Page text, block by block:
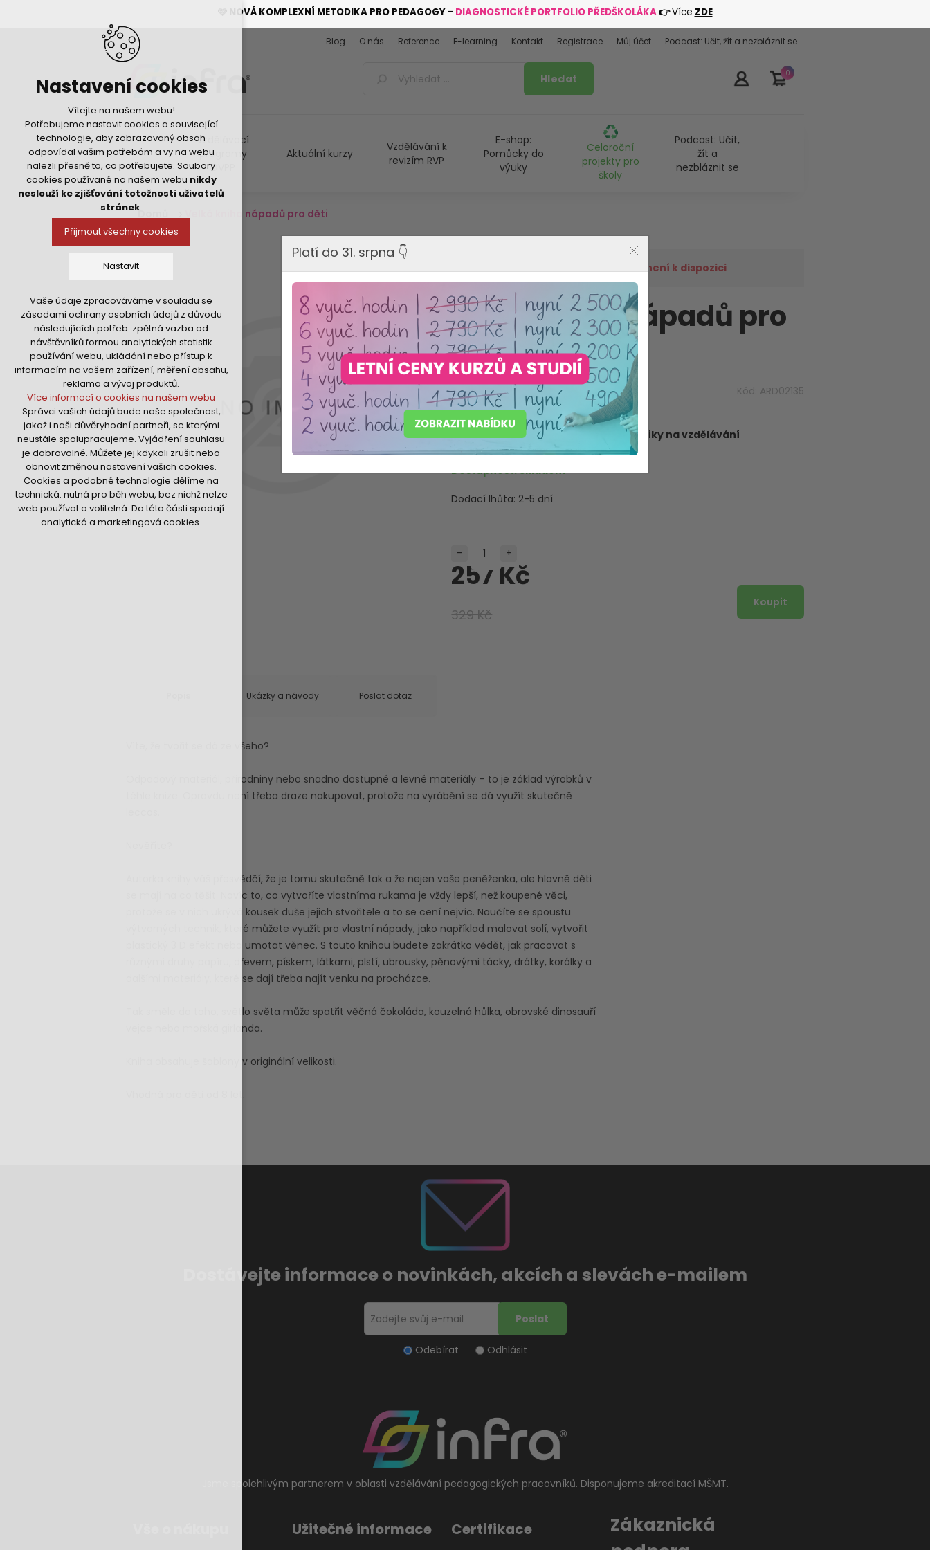
🩷 NOVÁ KOMPLEXNÍ METODIKA PRO PEDAGOGY - DIAGNOSTICKÉ PORTFOLIO PŘEDŠKOLÁKA👉Více ZDE
Nastavení cookies
Vítejte na našem webu!
Potřebujeme nastavit cookies a související
technologie, aby zobrazovaný obsah
odpovídal vašim potřebám a vy na webu
nalezli přesně to, co potřebujete. Soubory
cookies používané na našem webu nikdy
neslouží ke zjišťování totožnosti uživatelů
stránek.
Přijmout všechny cookies
Nastavit
Technická cookies
nutná pro provozování webu
udržení kontextu stránek (session):
případná přihlášení, volby jazyka, apod.
Volitelná cookies
analytická pro anonymizované
vyhodnocení návštěvnosti
marketingová cookies (Google,Hotjar,Sklik)
Více informací o cookies na našem webu
Přijmout všechny cookies
Odmítnout vše
Vaše údaje zpracováváme v souladu se
zásadami ochrany osobních údajů z důvodu
následujících potřeb: zpětná vazba od
návštěvníků formou analytických statistik
používání webu, ukládání nebo přístup k
informacím na vašem zařízení, měření obsahu,
reklama a vývoj produktů.
Více informací o cookies na našem webu
Správci vašich údajů bude naše společnost,
jakož i naši důvěryhodní partneři, se kterými
neustále spolupracujeme. Vyjádření souhlasu
je dobrovolné. Můžete jej kdykoli zrušit nebo
obnovit změnou nastavení vašich cookies.
Cookies a podobné technologie dělíme na
technická: nutná pro běh webu, bez nichž nelze
web používat a volitelná. Do této části spadají
analytická a marketingová cookies.
0
Vzdělávací
programy
DVPP
Aktuální kurzy
Vzdělávání k
revizím RVP
E-shop:
Pomůcky do
výuky
Celoroční
projekty pro
školy
Podcast: Učit,
žít a
nezbláznit se
Blog O nás Reference E-learning Kontakt Registrace Můj účet Podcast: Učit, žít a nezbláznit se
Domů Velká kniha nápadů pro děti
SLEVA 22%
VYPRODÁNO - Tento produkt již není k dispozici
Velká kniha nápadů pro
děti
Kód: ARD02135
Máme akreditaci
Ministerstva školství ČR
Produkt pečlivě vybraný s odborníky na vzdělávání
Dostupnost:Skladem
Dodací lhůta: 2-5 dní
329 Kč
257 Kč
- +
Ukázky a návody Poslat dotaz
Víte, že tvořit se dá ze všeho?
Odpadový materiál, přírodniny nebo snadno dostupné a levné materiály – to je základ výrobků v
téhle knize. Opravdu není třeba draze nakupovat, protože na vyrábění se dá využít skutečně
Autorka knihy váš přesvědčí, že je tomu skutečně tak a že nejen vaše peněženka, ale hlavně děti
se mají na co těšit. Navíc to, co vytvoříte vlastníma rukama je vždy lepší, než koupené věci,
protože se v nich ukrývá kousek duše jejich stvořitele a to se cení nejvíc. Naučíte se spoustu
výtvarných technik, které můžete využít pro vlastní nápady, jako například malovat solí, vytvořit
plastický 3 D efekt nebo umotat věnec. S touto knihou budete zakrátko vědět, jak pracovat s
různými druhy papíru, dřevem, pískem, látkami, plstí, ubrousky, pěnovými tácky, drátky, korálky a
dalšími materiály, které se dají třeba najít venku na procházce.
Tak směle do toho, světlo světa může spatřit věčná čokoláda, kouzelná hůlka, obrovské dinosauří
vejce nebo mořská girlanda.
Kniha obsahuje šablony v originální velikosti.
Vhodná pro děti od 8 let.
Dostávejte informace o novinkách, akcích a slevách e-mailem
Odebírat Odhlásit
Jsme spolehlivým partnerem v oblasti vzdělávání pedagogických pracovníků. Disponujeme akreditací MŠMT.
Užitečné informace Certifikace
Zákaznická
Platí do 31. srpna 👇